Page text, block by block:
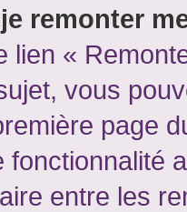
remonter
lien «
vous
page
fonctionnalité
entre les